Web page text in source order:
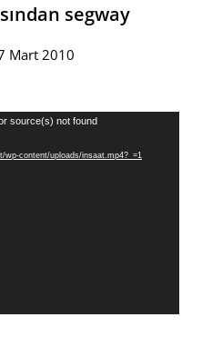
segway
Mart 2010
source(s) not found
wp-content/uploads/insaat.mp4?_=1